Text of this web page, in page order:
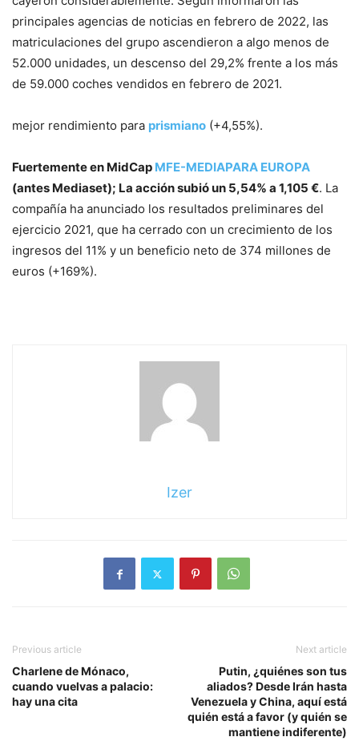
principales agencias de noticias en febrero de 2022, las
matriculaciones del grupo ascendieron a algo menos de
52.000 unidades, un descenso del 29,2% frente a los más
de 59.000 coches vendidos en febrero de 2021.
mejor rendimiento para prismiano (+4,55%).
Fuertemente en MidCap MFE-MEDIAPARA EUROPA
(antes Mediaset); La acción subió un 5,54% a 1,105 €. La
compañía ha anunciado los resultados preliminares del
ejercicio 2021, que ha cerrado con un crecimiento de los
ingresos del 11% y un beneficio neto de 374 millones de
euros (+169%).
Izer
Previous article
Charlene de Mónaco,
cuando vuelvas a palacio:
hay una cita
Next article
Putin, ¿quiénes son tus
aliados? Desde Irán hasta
Venezuela y China, aquí está
quién está a favor (y quién se
mantiene indiferente)